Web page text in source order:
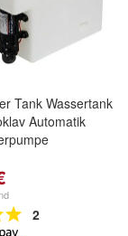
Tank Wassertank
Automatik
2